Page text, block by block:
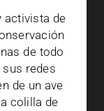
activista de
de todo
sus redes
de un ave
colilla de